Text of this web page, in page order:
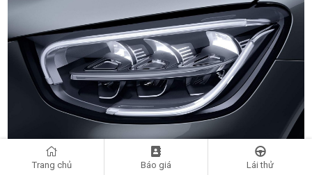
Cụm đèn LED hiệu suất cao
Trang chủ Báo giá Lái thử